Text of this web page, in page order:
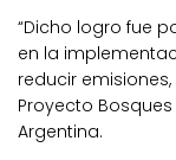
“Dicho logro fue
en la
reducir emisiones,
Proyecto
Argentina.